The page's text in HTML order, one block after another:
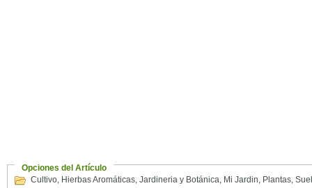
Opciones del Artículo
Cultivo, Hierbas Aromáticas, Jardineria y Botánica, Mi Jardin, Plantas,